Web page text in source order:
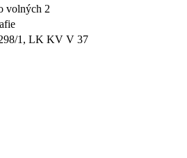
volných 2
1, LK KV V 37